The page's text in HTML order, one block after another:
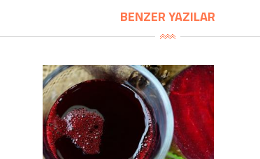
BENZER YAZILAR